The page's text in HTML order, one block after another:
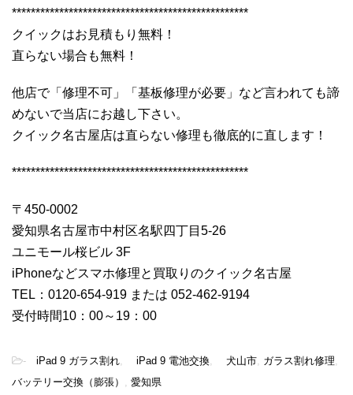
**************************************************
クイックはお見積もり無料！
直らない場合も無料！
他店で「修理不可」「基板修理が必要」など言われても諦
めないで当店にお越し下さい。
クイック名古屋店は直らない修理も徹底的に直します！
**************************************************
〒450-0002
愛知県名古屋市中村区名駅四丁目5-26
ユニモール桜ビル 3F
iPhoneなどスマホ修理と買取りのクイック名古屋
TEL：0120-654-919 または 052-462-9194
受付時間10：00～19：00
- iPad 9 ガラス割れ iPad 9 電池交換 犬山市 ガラス割れ修理
バッテリー交換（膨張）
愛知県